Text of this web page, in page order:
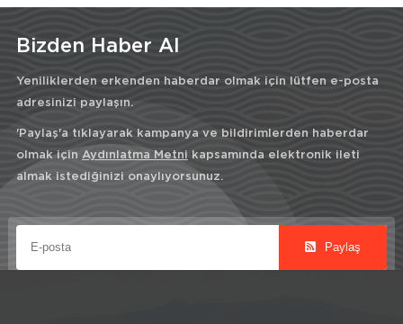
Bizden Haber Al
Yeniliklerden erkenden haberdar olmak için lütfen e-posta
adresinizi paylaşın.
'Paylaş'a tıklayarak kampanya ve bildirimlerden haberdar
olmak için Aydınlatma Metni kapsamında elektronik ileti
almak istediğinizi onaylıyorsunuz.
Paylaş